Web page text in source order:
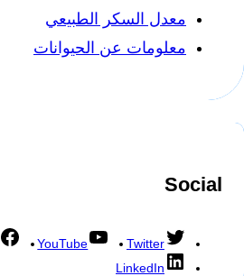
معدل السكر الطبيعي
معلومات عن الحيوانات
Social
Twitter
YouTube
LinkedIn